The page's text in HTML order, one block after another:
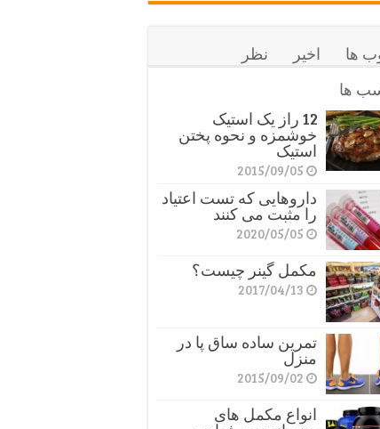
ها اخیر
نظر
ها
12 راز یک استیک
خوشمزه و نحوه پختن
استیک
2015/09/05
داروهایی که تست اعتیاد
را مثبت می کنند
2020/05/05
مکمل گینر چیست؟
2017/04/13
تمرین ساده ساق پا در
منزل
2015/09/02
انواع مکمل های